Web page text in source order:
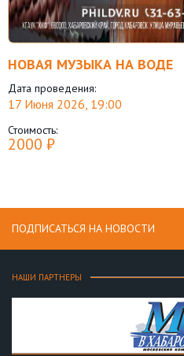
НОВАЯ МУЗЫКА НА ВОДЕ
Дата проведения:
17 Июня 2026, 19:00
Стоимость:
2000 ₽
ПОДПИСАТЬСЯ НА НОВОСТИ
НАШИ ПАРТНЕРЫ